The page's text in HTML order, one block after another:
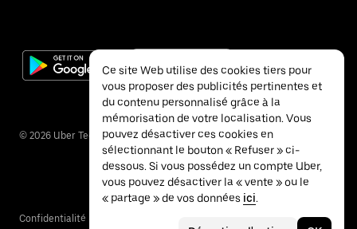
© 2026 Uber Technologies Inc.
Confidentialité
Ce site Web utilise des cookies tiers pour
vous proposer des publicités pertinentes et
du contenu personnalisé grâce à la
mémorisation de votre localisation. Vous
pouvez désactiver ces cookies en
sélectionnant le bouton « Refuser » ci-
dessous. Si vous possédez un compte Uber,
vous pouvez désactiver la « vente » ou le
« partage » de vos données ici.